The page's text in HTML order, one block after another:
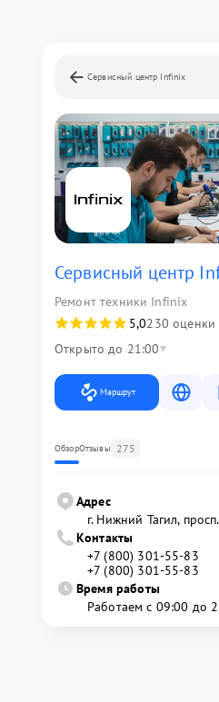
Сервисный центр Infinix
Сервисный центр
Ремонт техники Infinix
5,0230 оценки
Открыто до 21:00
Маршрут
ОбзорОтзывы 275
Адрес
г. Нижний Тагил,
Контакты
+7 (800) 301-55-83
+7 (800) 301-55-83
Время работы
Работаем с 09:00 до